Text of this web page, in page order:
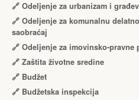
🔗 Odeljenje za urbanizam i
🔗 Odeljenje za komunalnu
saobraćaj
🔗 Odeljenje za imovinsko-pravne
🔗 Zaštita životne sredine
🔗 Budžet
🔗 Budžetska inspekcija